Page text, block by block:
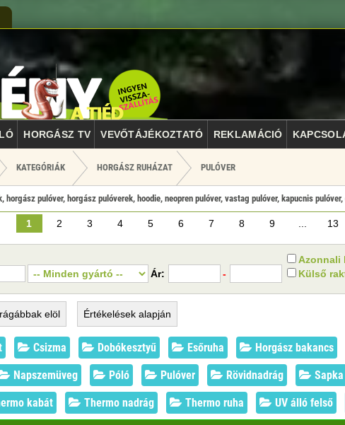
HORGÁSZ TV VEVŐTÁJÉKOZTATÓ REKLAMÁCIÓ
KATEGÓRIÁK HORGÁSZ RUHÁZAT PULÓVER
pulóver, horgász pulóverek, hoodie, neopren pulóver, vastag pulóver, kapucnis
1 2 3 4 5 6 7 8 9 13
Ár: -
Azonnali
Külső
elöl Értékelések alapján
Csizma Dobókesztyű Esőruha Horgász bakancs
Napszemüveg Póló Pulóver Rövidnadrág Sapka
kabát Thermo nadrág Thermo ruha UV álló felső